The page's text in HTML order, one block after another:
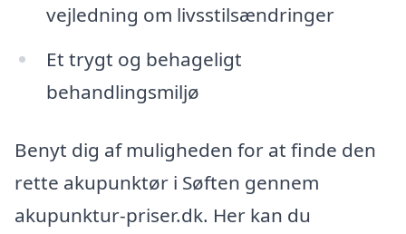
vejledning om livsstilsændringer
Et trygt og behageligt
behandlingsmiljø
Benyt dig af muligheden for at finde den
rette akupunktør i Søften gennem
akupunktur-priser.dk. Her kan du